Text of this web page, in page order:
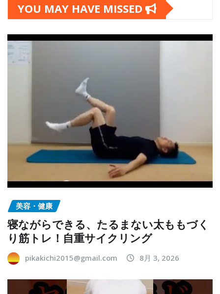
YOU MAY HAVE MISSED
美容・健康
寝ながらできる、たるまない太ももづく
り筋トレ！自重サイクリング
pikakichi2015@gmail.com 8月 3, 2026